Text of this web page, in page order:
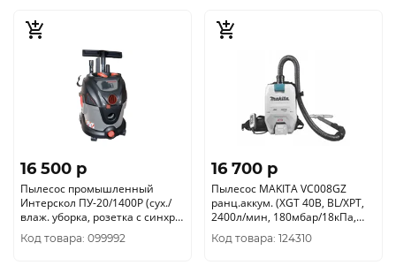
16 500 p
Пылесос промышленный
Интерскол ПУ-20/1400Р (сух./
влаж. уборка, розетка с синхр.)
706.1.0.00
Код товара: 099992
16 700 p
Пылесос MAKITA VC008GZ
ранц.аккум. (XGT 40В, BL/XPT,
2400л/мин, 180мбар/18кПа,
2/1, 5 л, 4 скор, сух.)
Код товара: 124310